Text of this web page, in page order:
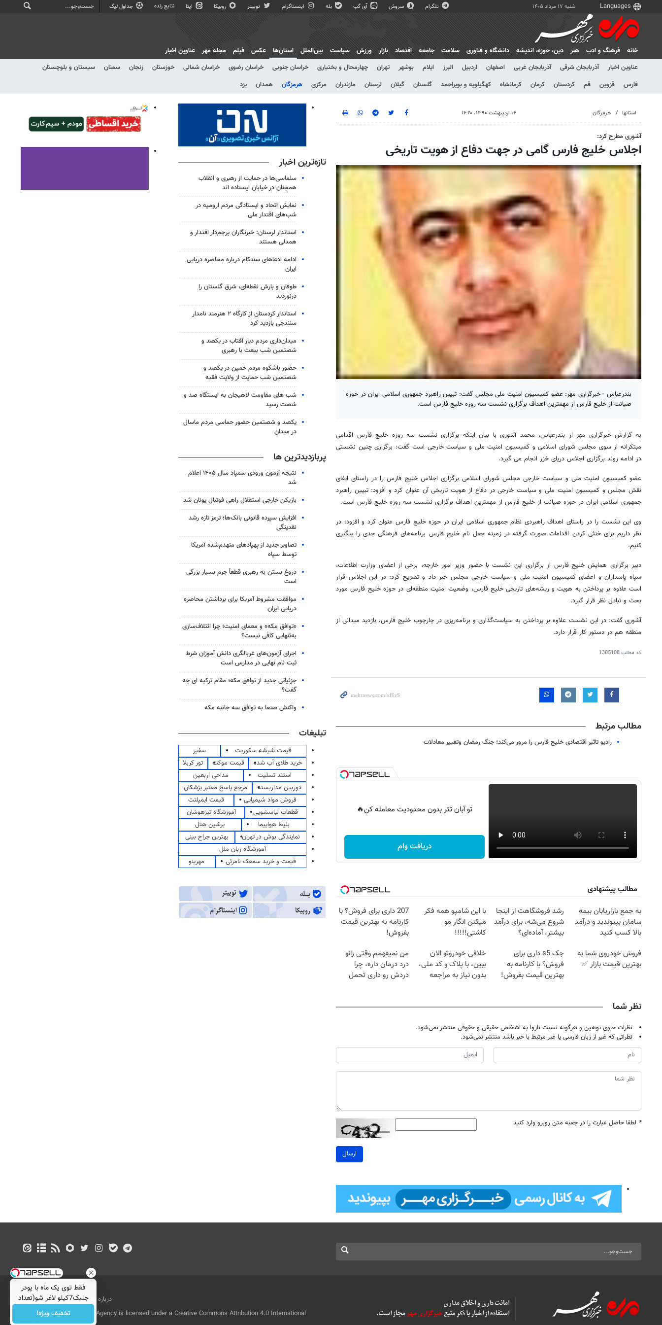
شنبه ۱۷ مرداد ۱۴۰۵ تلگرام سروش آی گپ بله اینستاگرام توییتر روبیکا ایتا نتایج زنده جداول لیگ
خانه فرهنگ و ادب هنر دين، حوزه، انديشه دانشگاه و فناوری سلامت جامعه اقتصاد بازار ورزش سیاست بین‌الملل
استان‌ها
عناوین اخبار
آذربایجان شرقی آذربایجان غربی اصفهان اردبیل البرز ایلام بوشهر تهران چهارمحال و بختیاری خراسان جنوبی خراسان رضوی خراسان شمالی خوزستان زنجان سمنان
سیستان و بلوچستان
فارس
قزوین قم کردستان کرمان کرمانشاه کهگیلویه و بویراحمد گلستان گیلان لرستان مازندران مرکزی هرمزگان همدان یزد
عکس فیلم مجله مهر عناوین اخبار
استانها هرمزگان ۱۴ اردیبهشت ۱۳۹۰، ۱۶:۲۰
آشوری مطرح کرد:
اجلاس خلیج فارس گامی در جهت دفاع از هویت تاریخی
بندرعباس - خبرگزاری مهر: عضو کمیسیون امنیت ملی مجلس گفت: تبیین راهبرد جمهوری اسلامی ایران در حوزه
صیانت از خلیج فارس از مهمترین اهداف برگزاری نشست سه روزه خلیج فارس است.
به گزارش خبرگزاری مهر از بندرعباس، محمد آشوری با بیان اینکه برگزاری نشست سه روزه خلیج فارس اقدامی
مبتکرانه از سوی مجلس شورای اسلامی و کمیسیون امنیت ملی و سیاست خارجی است گفت: برگزاری چنین نشستی
در ادامه روند برگزاری اجلاس دریای خزر انجام می گیرد.
عضو کمیسیون امنیت ملی و سیاست خارجی مجلس شورای اسلامی برگزاری اجلاس خلیج فارس را در راستای ایفای
نقش مجلس و کمیسیون امنیت ملی و سیاست خارجی در دفاع از هویت تاریخی آن عنوان کرد و افزود: تبیین راهبرد
جمهوری اسلامی ایران در حوزه صیانت از خلیج فارس از مهمترین اهداف برگزاری نشست سه روزه خلیج فارس است.
وی این نشست را در راستای اهداف راهبردی نظام جمهوری اسلامی ایران در حوزه خلیج فارس عنوان کرد و افزود: در
نظر داریم برای خنثی کردن اقدامات صورت گرفته در زمینه جعل نام خلیج فارس برنامه‌های فرهنگی جدی را پیگیری
کنیم.
دبیر برگزاری همایش خلیج فارس از برگزاری این نشست با حضور وزیر امور خارجه، برخی از اعضای وزارت اطلاعات،
سپاه پاسداران و اعضای کمیسیون امنیت ملی و سیاست خارجی مجلس خبر داد و تصریح کرد: در این اجلاس قرار
است علاوه بر پرداختن به هویت و ریشه‌های تاریخی خلیج فارس، وضعیت امنیت منطقه‌ای در حوزه خلیج فارس مورد
بحث و تبادل نظر قرار گیرد.
آشوری گفت: در این نشست علاوه بر پرداختن به سیاست‌گذاری و برنامه‌ریزی در چارچوب خلیج فارس، بازدید میدانی از
منطقه هم در دستور کار قرار دارد.
کد مطلب1305108
مطالب مرتبط
رادیو تاثیر اقتصادی خلیج فارس را مرور می‌کند؛ جنگ رمضان وتغییر معادلات
تو آبان تتر بدون محدودیت معامله کن🔥
دریافت وام
مطالب پیشنهادی
به جمع بازاریابان بیمه
سامان بپیوندید و درآمد
بالا کسب کنید
رشد فروشگاهت از اینجا
شروع می‌شه، برای درآمد
بیشتر، آماده‌ای؟
با این شامپو همه فکر
میکنن انگار مو
کاشتی!!!!!
207 داری برای فروش؟ با
کارنامه به بهترین قیمت
بفروش!
فروش خودروی شما به
بهترین قیمت بازار ✅
جک s5 داری برای
فروش؟ با کارنامه به
بهترین قیمت بفروش!
خلافی خودروتو الان
ببین، با پلاک و کد ملی،
بدون نیاز به مراجعه
من نمیفهمم وقتی زانو
درد درمان داره، چرا
دردش رو داری تحمل
نظر شما
نظرات حاوی توهین و هرگونه نسبت ناروا به اشخاص حقیقی و حقوقی منتشر نمی‌شود.
نظراتی که غیر از زبان فارسی یا غیر مرتبط با خبر باشد منتشر نمی‌شود.
* لطفا حاصل عبارت را در جعبه متن روبرو وارد کنید
ارسال
تازه‌ترین اخبار
سلماسی‌ها در حمایت از رهبری و انقلاب
همچنان در خیابان ایستاده اند
نمایش اتحاد و ایستادگی مردم ارومیه در
شب‌های اقتدار ملی
استاندار لرستان: خبرنگاران پرچم‌دار اقتدار و
همدلی هستند
ادامه ادعاهای سنتکام درباره محاصره دریایی
ایران
طوفان و بارش نقطه‌ای، شرق گلستان را
درنوردید
استاندار کردستان از کارگاه ۲ هنرمند نامدار
سنندجی بازدید کرد
میدان‌داری مردم دیار آفتاب در یکصد و
شصتمین شب بیعت با رهبری
حضور باشکوه مردم خمین در یکصد و
شصتمین شب حمایت از ولایت فقیه
شب های مقاومت لاهیجان به ایستگاه صد و
شصت رسید
یکصد و شصتمین حضور حماسی مردم ماسال
در میدان
پربازدیدترین ها
نتیجه آزمون ورودی سمپاد سال ۱۴۰۵ اعلام
شد
بازیکن خارجی استقلال راهی فوتبال یونان شد
افزایش سپرده قانونی بانک‌ها؛ ترمز تازه رشد
نقدینگی
تصاویر جدید از پهپادهای منهدم‌شده آمریکا
توسط سپاه
دروغ بستن به رهبری قطعاً جرم بسیار بزرگی
است
موافقت مشروط آمریکا برای برداشتن محاصره
دریایی ایران
«توافق مکه» و معمای امنیت؛ چرا ائتلاف‌سازی
به‌تنهایی کافی نیست؟
اجرای آزمون‌های غربالگری دانش آموزان شرط
ثبت نام نهایی در مدارس است
جزئیاتی جدید از توافق مکه؛ مقام ترکیه ای چه
گفت؟
واکنش صنعا به توافق سه جانبه مکه
تبلیغات
قیمت شیشه سکوریت
سفیر
خرید طلای آب شده
قیمت موکت
تور کربلا
استند تسلیت
مداحی اربعین
دوربین مداربسته
مرجع پاسخ معتبر پزشکان
فروش مواد شیمیایی
قیمت ایمپلنت
قطعات لباسشویی
آموزشگاه تیزهوشان
بلیط هواپیما
پرشین هتل
نمایندگی بوش در تهران
بهترین جراح بینی
آموزشگاه زبان ملل
قیمت و خرید سمعک نامرئی
مهرینو
درباره ما تماس با ما
بازرگانی
All Content by Mehr News Agency is licensed under a Creative Commons Attribution 4.0 International
فقط توی یک ماه با پودر
جلبک7کیلو لاغر شو(تعداد
محدود)
تخفیف ویژه!